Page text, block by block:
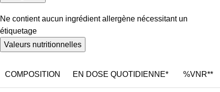
Ne contient aucun ingrédient allergène nécessitant un
étiquetage
Valeurs nutritionnelles
COMPOSITION EN DOSE QUOTIDIENNE* %VNR**